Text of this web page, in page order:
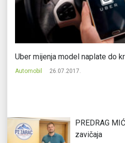
Uber mijenja model naplate do
Automobil 26.07.2017.
PREDRAG
zavičaja